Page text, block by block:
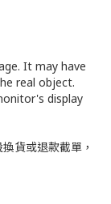
It may have
real object.
display
貨或退款截單，